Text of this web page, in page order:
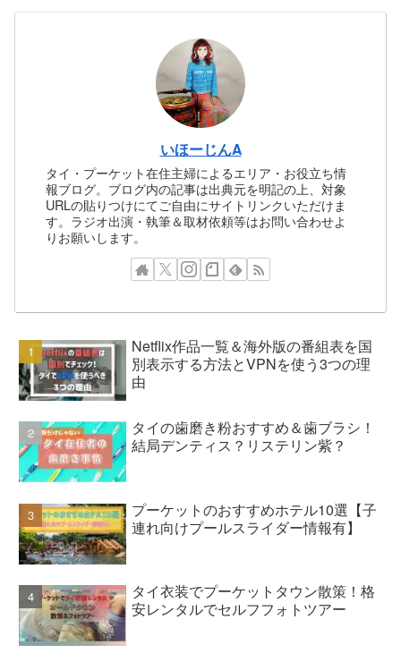
いほーじんA
タイ・プーケット在住主婦によるエリア・お役立ち情
報ブログ。ブログ内の記事は出典元を明記の上、対象
URLの貼りつけにてご自由にサイトリンクいただけま
す。ラジオ出演・執筆＆取材依頼等はお問い合わせよ
りお願いします。
Netflix作品一覧＆海外版の番組表を国
別表示する方法とVPNを使う3つの理
由
タイの歯磨き粉おすすめ＆歯ブラシ！
結局デンティス？リステリン紫？
プーケットのおすすめホテル10選【子
連れ向けプールスライダー情報有】
タイ衣装でプーケットタウン散策！格
安レンタルでセルフフォトツアー